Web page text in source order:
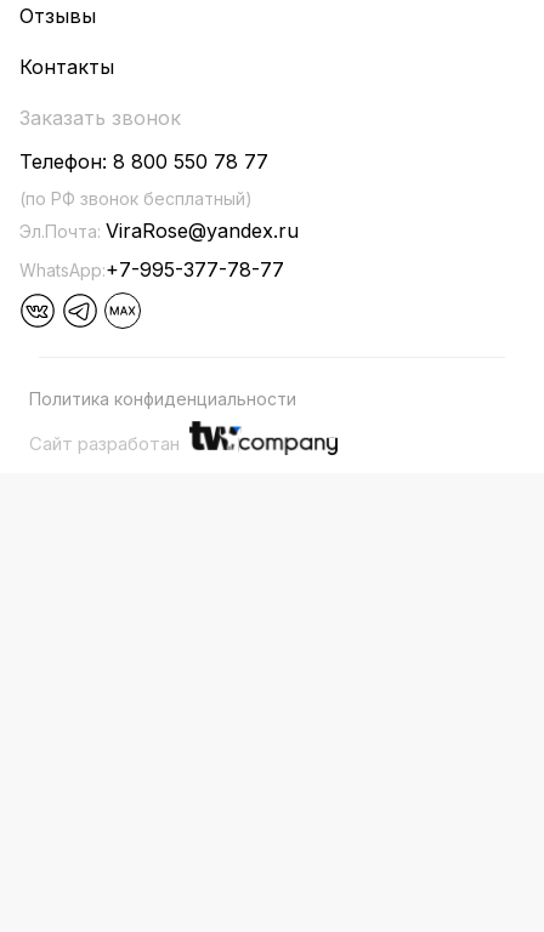
Отзывы
Контакты
Заказать звонок
Телефон: 8 800 550 78 77
(по РФ звонок бесплатный)
Эл.Почта: ViraRose@yandex.ru
WhatsApp:+7-995-377-78-77
Политика конфиденциальности
Сайт разработан